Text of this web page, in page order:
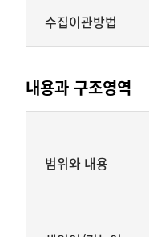
수집이관방법
내용과 구조영역
범위와 내용